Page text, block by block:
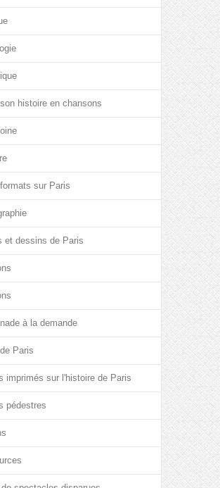
histoire en chansons
sur Paris
et dessins de Paris
à la demande
Paris
imprimés sur l'histoire de Paris
pédestres